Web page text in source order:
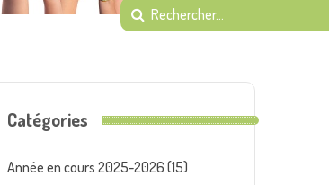
Catégories
Année en cours 2025-2026 (15)